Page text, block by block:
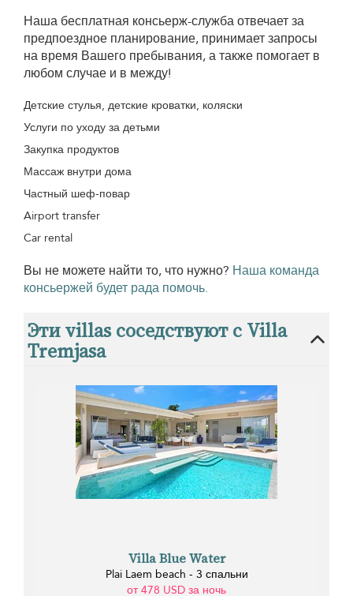
Наша бесплатная консьерж-служба отвечает за
предпоездное планирование, принимает запросы
на время Вашего пребывания, а также помогает в
любом случае и в между!
Детские стулья, детские кроватки, коляски
Услуги по уходу за детьми
Закупка продуктов
Массаж внутри дома
Частный шеф-повар
Airport transfer
Car rental
Вы не можете найти то, что нужно? Наша команда
консьержей будет рада помочь.
Эти villas соседствуют с Villa
Tremjasa
Villa Blue Water
Plai Laem beach - 3 спальни
от 478 USD за ночь